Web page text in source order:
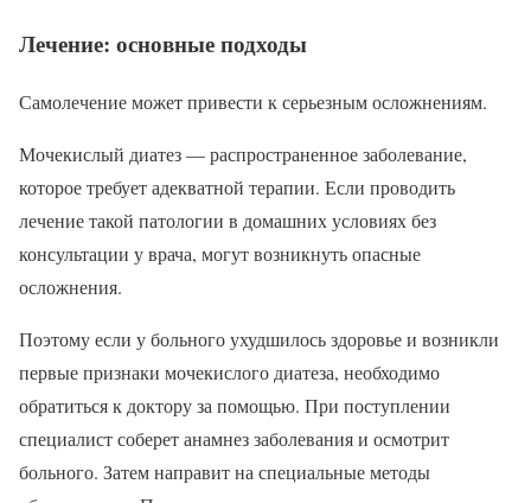
Лечение: основные подходы
Самолечение может привести к серьезным осложнениям.
Мочекислый диатез — распространенное заболевание,
которое требует адекватной терапии. Если проводить
лечение такой патологии в домашних условиях без
консультации у врача, могут возникнуть опасные
осложнения.
Поэтому если у больного ухудшилось здоровье и возникли
первые признаки мочекислого диатеза, необходимо
обратиться к доктору за помощью. При поступлении
специалист соберет анамнез заболевания и осмотрит
больного. Затем направит на специальные методы